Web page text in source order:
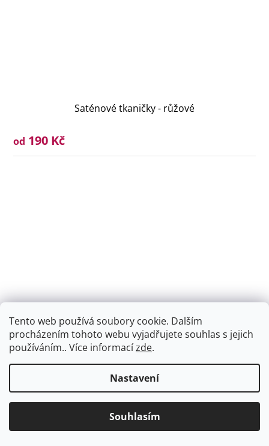
Tento web používá soubory cookie. Dalším
procházením tohoto webu vyjadřujete souhlas s jejich
používáním.. Více informacízde.
Nastavení
Souhlasím
Saténové tkaničky - růžové
od 190 Kč